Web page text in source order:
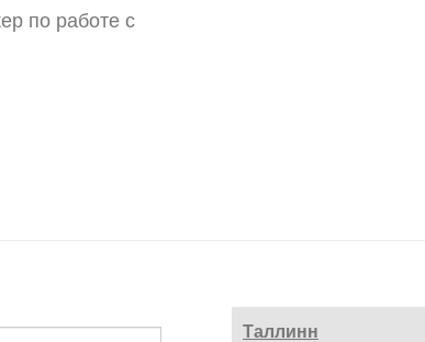
по работе с
Таллинн